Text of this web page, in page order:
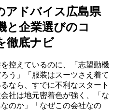
アドバイス広島県
と企業選びのコ
徹底ナビ
控えているのに、「志望動機
う」「服装はスーツさえ着て
なら、すでに不利なスタート
社は地元密着色が強く、「な
のか」「なぜこの会社なの